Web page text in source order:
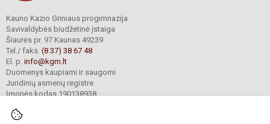
Kauno Kazio Griniaus progimnazija
Savivaldybės biudžetinė įstaiga
Šiaurės pr. 97 Kaunas 49239
Tel./ faks. (8 37) 38 67 48
El. p. info@kgm.lt
Duomenys kaupiami ir saugomi
Juridinių asmenų registre
Įmonės kodas 190138938